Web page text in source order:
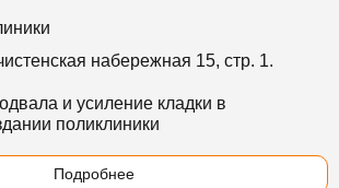
набережная 15, стр. 1.
и усиление кладки в
поликлиники
Подробнее